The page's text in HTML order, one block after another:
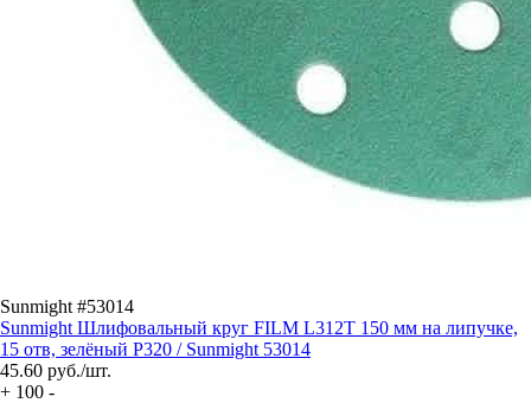
Sunmight #53014
Sunmight Шлифовальный круг FILM L312T 150 мм на липучке,
15 отв, зелёный P320 / Sunmight 53014
45.60 руб./шт.
+ 100 -